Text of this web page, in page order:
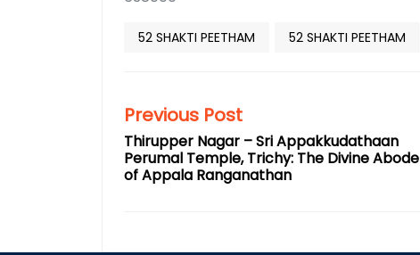
52 SHAKTI PEETHAM 52 SHAKTI PEETHAM
Previous Post
Thirupper Nagar – Sri Appakkudathaan
Perumal Temple, Trichy: The Divine Abode
of Appala Ranganathan